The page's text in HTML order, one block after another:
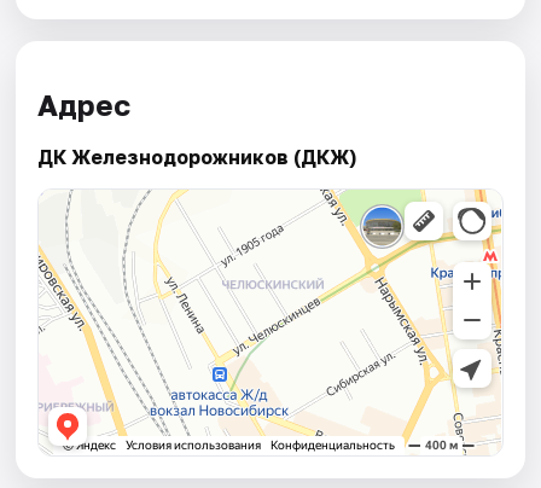
Адрес
ДК Железнодорожников (ДКЖ)